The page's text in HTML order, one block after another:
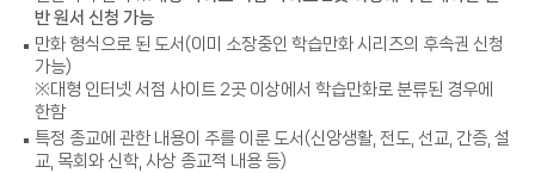
반 원서 신청 가능
만화 형식으로 된 도서(이미 소장중인 학습만화 시리즈의 후속권 신청
가능)
※대형 인터넷 서점 사이트 2곳 이상에서 학습만화로 분류된 경우에
한함
특정 종교에 관한 내용이 주를 이룬 도서(신앙생활, 전도, 선교, 간증, 설
교, 목회와 신학, 사상 종교적 내용 등)